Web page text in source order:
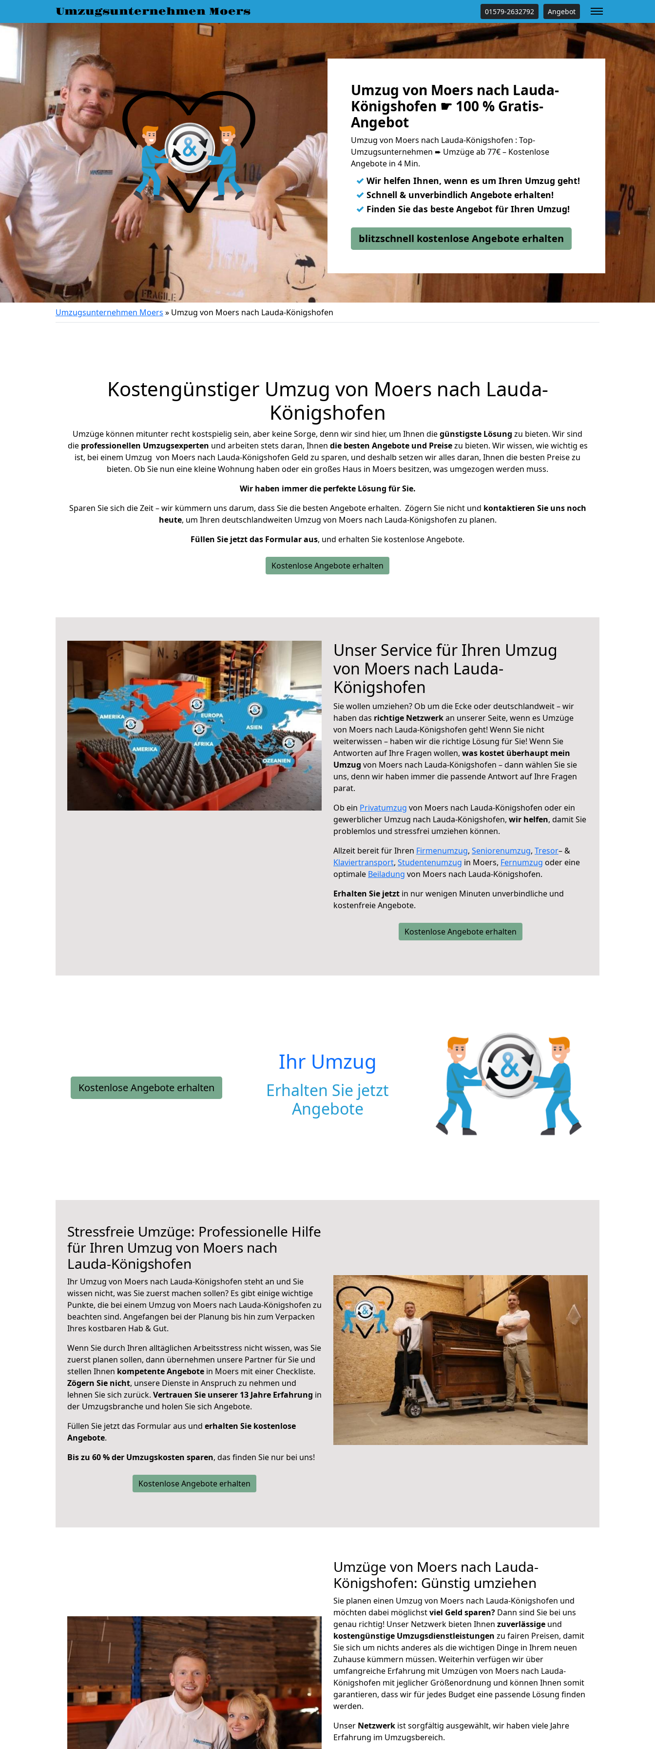
Umzugsunternehmen Moers 01579-2632792 Angebot
Umzug von Moers nach Lauda-
Königshofen ☛ 100 % Gratis-
Angebot
Umzug von Moers nach Lauda-Königshofen : Top-
Umzugsunternehmen ➨ Umzüge ab 77€ – Kostenlose
Angebote in 4 Min.
✓ Wir helfen Ihnen, wenn es um Ihren Umzug geht!
✓ Schnell & unverbindlich Angebote erhalten!
✓ Finden Sie das beste Angebot für Ihren Umzug!
blitzschnell kostenlose Angebote erhalten
Umzugsunternehmen Moers » Umzug von Moers nach Lauda-Königshofen
Kostengünstiger Umzug von Moers nach Lauda-
Königshofen
Umzüge können mitunter recht kostspielig sein, aber keine Sorge, denn wir sind hier, um Ihnen diegünstigste Lösung zu bieten. Wir sind
die professionellen Umzugsexperten und arbeiten stets daran, Ihnen die besten Angebote und Preisezu bieten. Wir wissen, wie wichtig es
ist, bei einem Umzug von Moers nach Lauda-Königshofen Geld zu sparen, und deshalb setzen wir alles daran, Ihnen die besten Preise zu
bieten. Ob Sie nun eine kleine Wohnung haben oder ein großes Haus in Moers besitzen, was umgezogen werden muss.
Wir haben immer die perfekte Lösung für Sie.
Sparen Sie sich die Zeit – wir kümmern uns darum, dass Sie die besten Angebote erhalten. Zögern Sie nicht und kontaktieren Sie uns noch
heute, um Ihren deutschlandweiten Umzug von Moers nach Lauda-Königshofen zu planen.
Füllen Sie jetzt das Formular aus, und erhalten Sie kostenlose Angebote.
Kostenlose Angebote erhalten
Unser Service für Ihren Umzug
von Moers nach Lauda-
Königshofen
Sie wollen umziehen? Ob um die Ecke oder deutschlandweit – wir
haben das richtige Netzwerkan unserer Seite, wenn es Umzüge
von Moers nach Lauda-Königshofen geht! Wenn Sie nicht
weiterwissen – haben wir die richtige Lösung für Sie! Wenn Sie
Antworten auf Ihre Fragen wollen, was kostet überhaupt mein
Umzug von Moers nach Lauda-Königshofen – dann wählen Sie sie
uns, denn wir haben immer die passende Antwort auf Ihre Fragen
parat.
Ob ein Privatumzug von Moers nach Lauda-Königshofen oder ein
gewerblicher Umzug nach Lauda-Königshofen, wir helfen, damit Sie
problemlos und stressfrei umziehen können.
Allzeit bereit für Ihren Firmenumzug, Seniorenumzug, Tresor– &
Klaviertransport, Studentenumzug in Moers, Fernumzug oder eine
optimale Beiladung von Moers nach Lauda-Königshofen.
Erhalten Sie jetzt in nur wenigen Minuten unverbindliche und
kostenfreie Angebote.
Kostenlose Angebote erhalten
Kostenlose Angebote erhalten
Ihr Umzug
Erhalten Sie jetzt
Angebote
Stressfreie Umzüge: Professionelle Hilfe
für Ihren Umzug von Moers nach
Lauda-Königshofen
Ihr Umzug von Moers nach Lauda-Königshofen steht an und Sie
wissen nicht, was Sie zuerst machen sollen? Es gibt einige wichtige
Punkte, die bei einem Umzug von Moers nach Lauda-Königshofen zu
beachten sind. Angefangen bei der Planung bis hin zum Verpacken
Ihres kostbaren Hab & Gut.
Wenn Sie durch Ihren alltäglichen Arbeitsstress nicht wissen, was Sie
zuerst planen sollen, dann übernehmen unsere Partner für Sie und
stellen Ihnen kompetente Angebote in Moers mit einer Checkliste.
Zögern Sie nicht, unsere Dienste in Anspruch zu nehmen und
lehnen Sie sich zurück. Vertrauen Sie unserer 13 Jahre Erfahrung in
der Umzugsbranche und holen Sie sich Angebote.
Füllen Sie jetzt das Formular aus und erhalten Sie kostenlose
Angebote.
Bis zu 60 % der Umzugskosten sparen, das finden Sie nur bei uns!
Kostenlose Angebote erhalten
Umzüge von Moers nach Lauda-
Königshofen: Günstig umziehen
Sie planen einen Umzug von Moers nach Lauda-Königshofen und
möchten dabei möglichstviel Geld sparen? Dann sind Sie bei uns
genau richtig! Unser Netzwerk bieten Ihnen zuverlässige und
kostengünstige Umzugsdienstleistungen zu fairen Preisen, damit
Sie sich um nichts anderes als die wichtigen Dinge in Ihrem neuen
Zuhause kümmern müssen. Weiterhin verfügen wir über
umfangreiche Erfahrung mit Umzügen von Moers nach Lauda-
Königshofen mit jeglicher Größenordnung und können Ihnen somit
garantieren, dass wir für jedes Budget eine passende Lösung finden
werden.
Unser Netzwerk ist sorgfältig ausgewählt, wir haben viele Jahre
Erfahrung im Umzugsbereich.